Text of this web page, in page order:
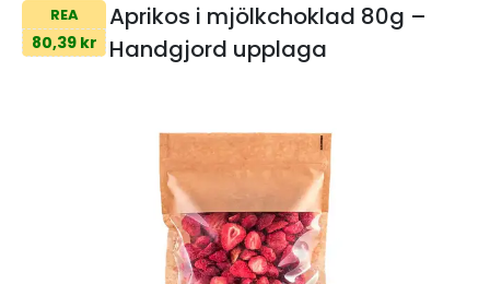
REA
80,39 kr
Aprikos i mjölkchoklad 80g –
Handgjord upplaga